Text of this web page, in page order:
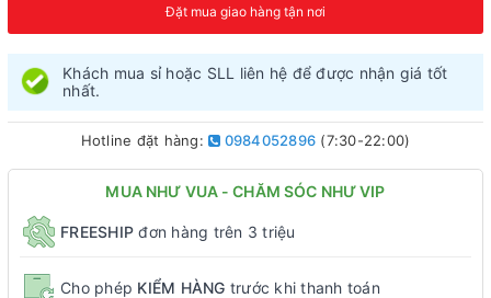
Đặt mua giao hàng tận nơi
Khách mua sỉ hoặc SLL liên hệ để được nhận giá tốt
nhất.
Hotline đặt hàng: 0984052896 (7:30-22:00)
MUA NHƯ VUA - CHĂM SÓC NHƯ VIP
FREESHIP đơn hàng trên 3 triệu
Cho phép KIỂM HÀNG trước khi thanh toán